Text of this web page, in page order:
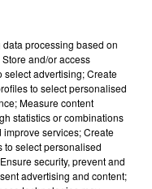
tenu du refus du
exprimé. Si vous
donner votre accord
ci-dessous.
processing based on
and/or access
select advertising; Create
to select personalised
Measure content
statistics or combinations
services; Create
to select personalised
security, prevent and
advertising and content;